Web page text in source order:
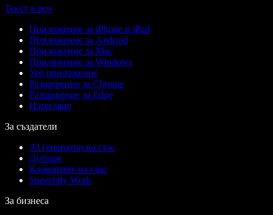
Текст в реч
Приложение за iPhone и iPad
Приложение за Android
Приложение за Mac
Приложение за Windows
Уеб приложение
Разширение за Chrome
Разширение за Edge
Изтегляне
За създатели
AI генератор на глас
Дублаж
Клониране на глас
Speechify Work
За бизнеса